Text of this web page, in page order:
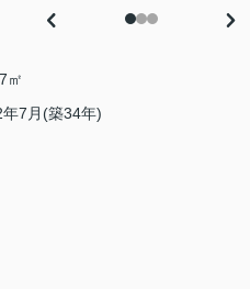
㎡
年7月(築34年)